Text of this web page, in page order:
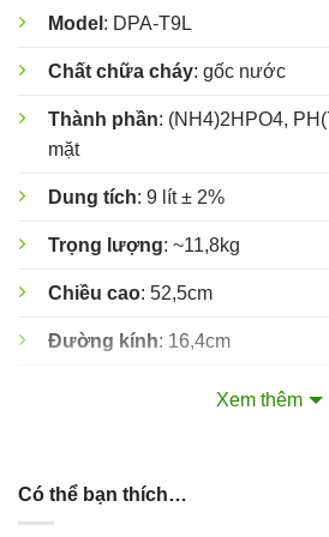
Model : DPA-T9L
Chất chữa cháy: gốc nước
Thành phần: (NH4)2HPO4,
mặt
Dung tích: 9 lít ± 2%
Trọng lượng: ~11,8kg
Chiều cao: 52,5cm
Đường kính: 16,4cm
Thời gian phun
Xem thêm
Có thể bạn thích…